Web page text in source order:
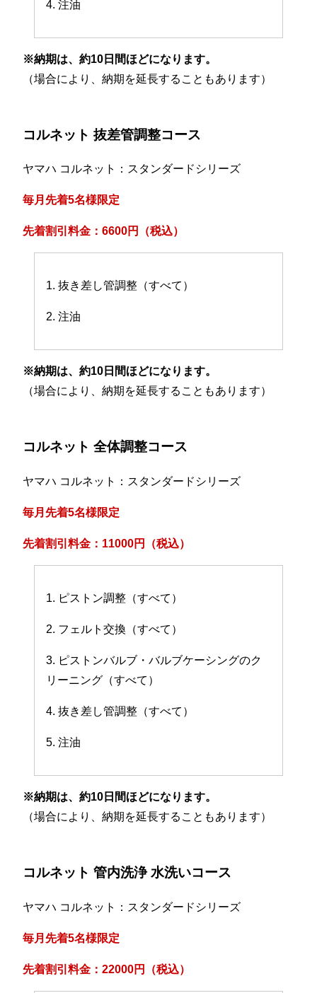
4. 注油
※納期は、約10日間ほどになります。
（場合により、納期を延長することもあります）
コルネット 抜差管調整コース
ヤマハ コルネット：スタンダードシリーズ
毎月先着5名様限定
先着割引料金：6600円（税込）
1. 抜き差し管調整（すべて）
2. 注油
※納期は、約10日間ほどになります。
（場合により、納期を延長することもあります）
コルネット 全体調整コース
ヤマハ コルネット：スタンダードシリーズ
毎月先着5名様限定
先着割引料金：11000円（税込）
1. ピストン調整（すべて）
2. フェルト交換（すべて）
3. ピストンバルブ・バルブケーシングのク
リーニング（すべて）
4. 抜き差し管調整（すべて）
5. 注油
※納期は、約10日間ほどになります。
（場合により、納期を延長することもあります）
コルネット 管内洗浄 水洗いコース
ヤマハ コルネット：スタンダードシリーズ
毎月先着5名様限定
先着割引料金：22000円（税込）